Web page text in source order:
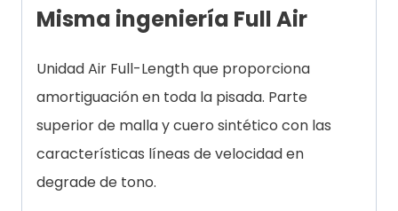
Misma ingeniería Full Air
Unidad Air Full-Length que proporciona
amortiguación en toda la pisada. Parte
superior de malla y cuero sintético con las
características líneas de velocidad en
degrade de tono.